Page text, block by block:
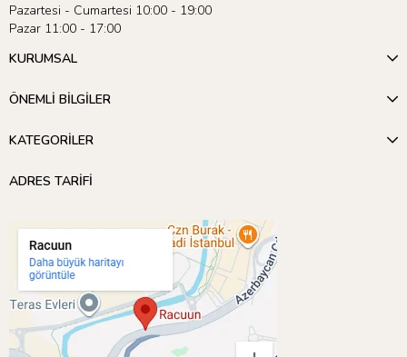
Pazartesi - Cumartesi 10:00 - 19:00
Pazar 11:00 - 17:00
KURUMSAL
ÖNEMLİ BİLGİLER
KATEGORİLER
ADRES TARİFİ